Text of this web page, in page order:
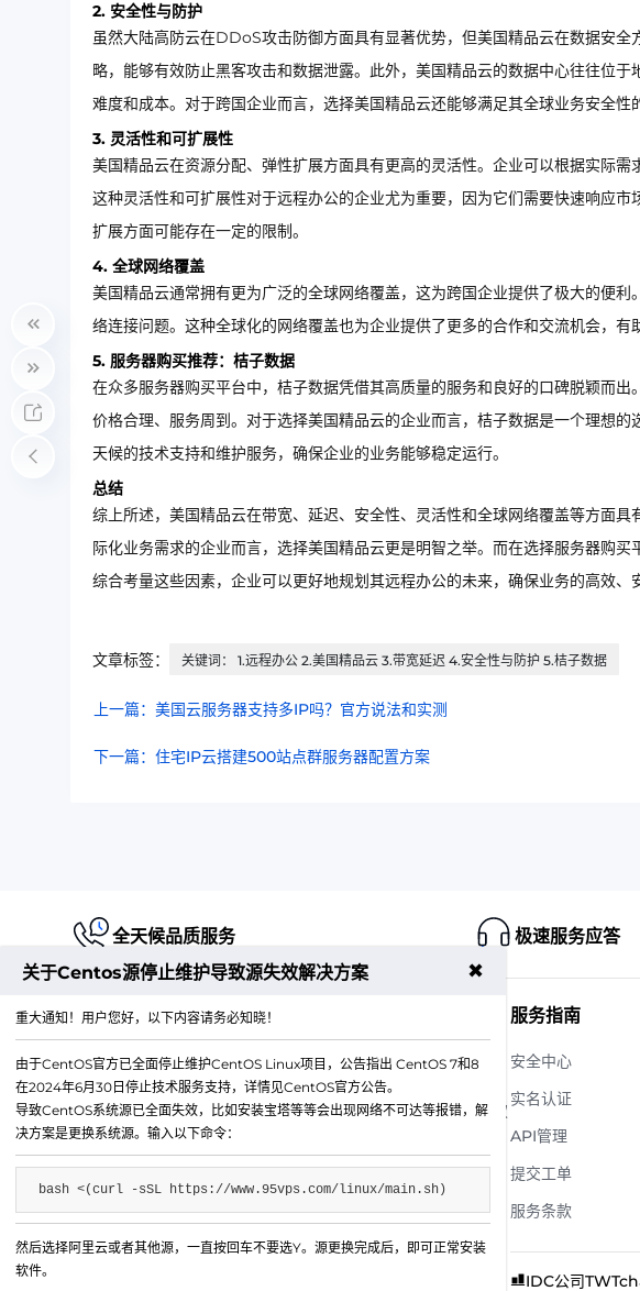
2. 安全性与防护
虽然大陆高防云在DDoS攻击防御方面具有显著优势，但美国精品云在数据安
略，能够有效防止黑客攻击和数据泄露。此外，美国精品云的数据中心往往位
难度和成本。对于跨国企业而言，选择美国精品云还能够满足其全球业务安全性
3. 灵活性和可扩展性
美国精品云在资源分配、弹性扩展方面具有更高的灵活性。企业可以根据实际需
这种灵活性和可扩展性对于远程办公的企业尤为重要，因为它们需要快速响应
扩展方面可能存在一定的限制。
4. 全球网络覆盖
美国精品云通常拥有更为广泛的全球网络覆盖，这为跨国企业提供了极大的便
络连接问题。这种全球化的网络覆盖也为企业提供了更多的合作和交流机会，有
5. 服务器购买推荐：桔子数据
在众多服务器购买平台中，桔子数据凭借其高质量的服务和良好的口碑脱颖而
价格合理、服务周到。对于选择美国精品云的企业而言，桔子数据是一个理想
天候的技术支持和维护服务，确保企业的业务能够稳定运行。
总结
综上所述，美国精品云在带宽、延迟、安全性、灵活性和全球网络覆盖等方面
际化业务需求的企业而言，选择美国精品云更是明智之举。而在选择服务器购
综合考量这些因素，企业可以更好地规划其远程办公的未来，确保业务的高效、
文章标签： 关键词： 1.远程办公 2.美国精品云 3.带宽延迟 4.安全性与防护 5.桔子数据
上一篇：美国云服务器支持多IP吗？官方说法和实测
下一篇：住宅IP云搭建500站点群服务器配置方案
全天候品质服务 极速服务应答
江苏铭联云计算有限公司
Copyright © 2019-2026 All Rights Reserved.铭联科技 版权
所有
电子邮箱：mail@6w.cx
商务QQ：37809874
公司地址：苏州市姑苏区博济江南智造园1幢2029室
服务指南
安全中心
实名认证
API管理
提交工单
服务条款
IDC公司
关于Centos源停止维护导致源失效解决方案 ✖
重大通知！用户您好，以下内容请务必知晓！
由于CentOS官方已全面停止维护CentOS Linux项目，公告指出 CentOS 7和8
在2024年6月30日停止技术服务支持，详情见CentOS官方公告。
导致CentOS系统源已全面失效，比如安装宝塔等等会出现网络不可达等报错，解
决方案是更换系统源。输入以下命令：
bash <(curl -sSL https://www.95vps.com/linux/main.sh)
然后选择阿里云或者其他源，一直按回车不要选Y。源更换完成后，即可正常安装
软件。